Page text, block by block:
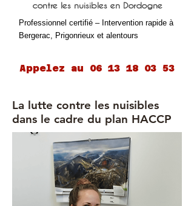
contre les nuisibles en Dordogne
Professionnel certifié – Intervention rapide à
Bergerac, Prigonrieux et alentours
Appelez au 06 13 18 03 53
La lutte contre les nuisibles
dans le cadre du plan HACCP